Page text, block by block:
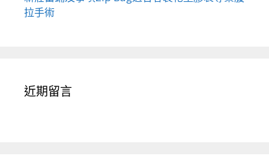
拉手術
近期留言